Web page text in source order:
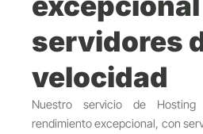
servidores
velocidad
Nuestro servicio de
rendimiento excepcional, con